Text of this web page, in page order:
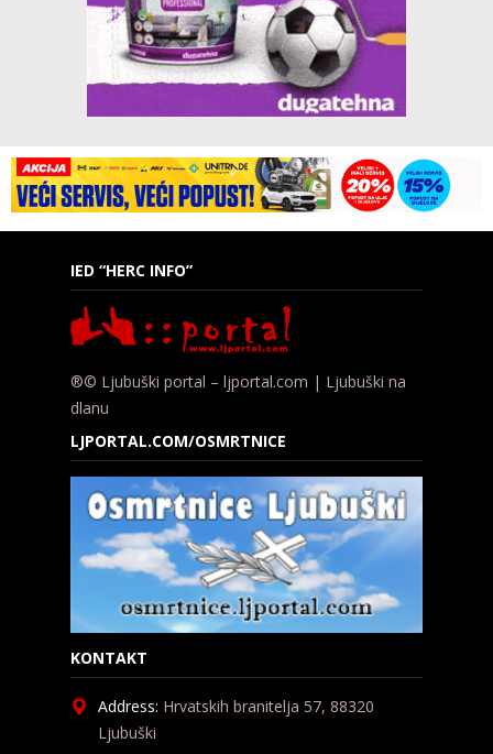
IED “HERC INFO”
®© Ljubuški portal – ljportal.com | Ljubuški na
dlanu
LJPORTAL.COM/OSMRTNICE
KONTAKT
Address: Hrvatskih branitelja 57, 88320
Ljubuški